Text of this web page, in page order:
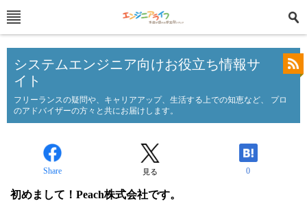
システムエンジニア向けお役立ち情報サ
イト
フリーランスの疑問や、キャリアアップ、生活する上での知恵など、 プロ
のアドバイザーの方々と共にお届けします。
Share 見る 0
初めまして！Peach株式会社です。